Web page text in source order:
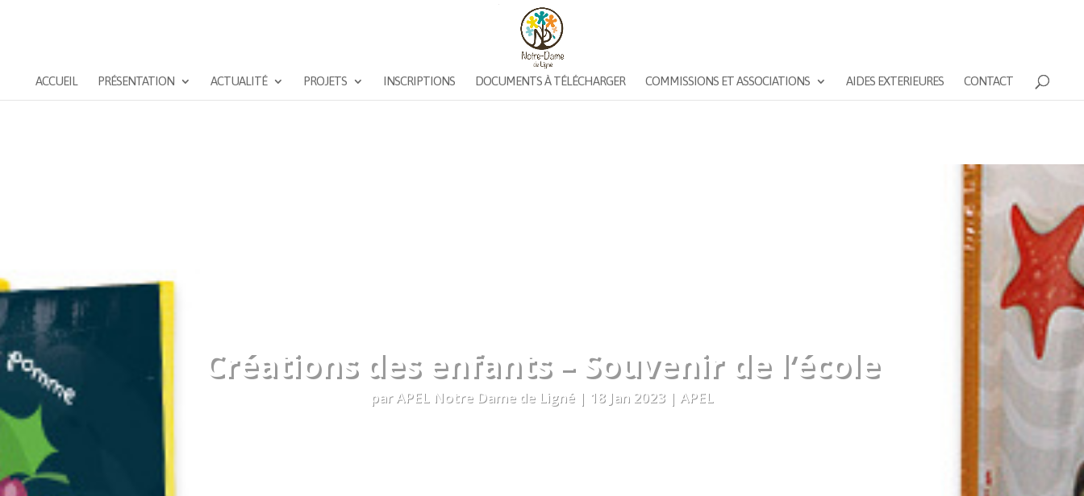
ACCUEIL PRÉSENTATION ACTUALITÉ PROJETS INSCRIPTIONS DOCUMENTS À TÉLÉCHARGER COMMISSIONS ET ASSOCIATIONS AIDES EXTERIEURES CONTACT
Créations des enfants – Souvenir de l’école
par APEL Notre Dame de Ligné| 18 Jan 2023| APEL